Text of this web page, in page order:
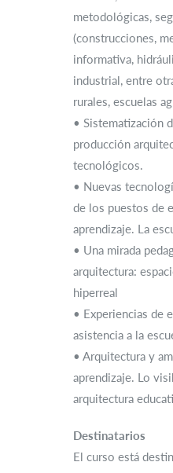
metodológicas,
(construcciones,
informativa,
industrial, entre
rurales, escuelas
• Sistematización
producción
tecnológicos.
• Nuevas
de los puestos de
aprendizaje. La
• Una mirada
arquitectura:
hiperreal
• Experiencias de
asistencia a la
• Arquitectura y
aprendizaje. Lo
arquitectura
Destinatarios
El curso está